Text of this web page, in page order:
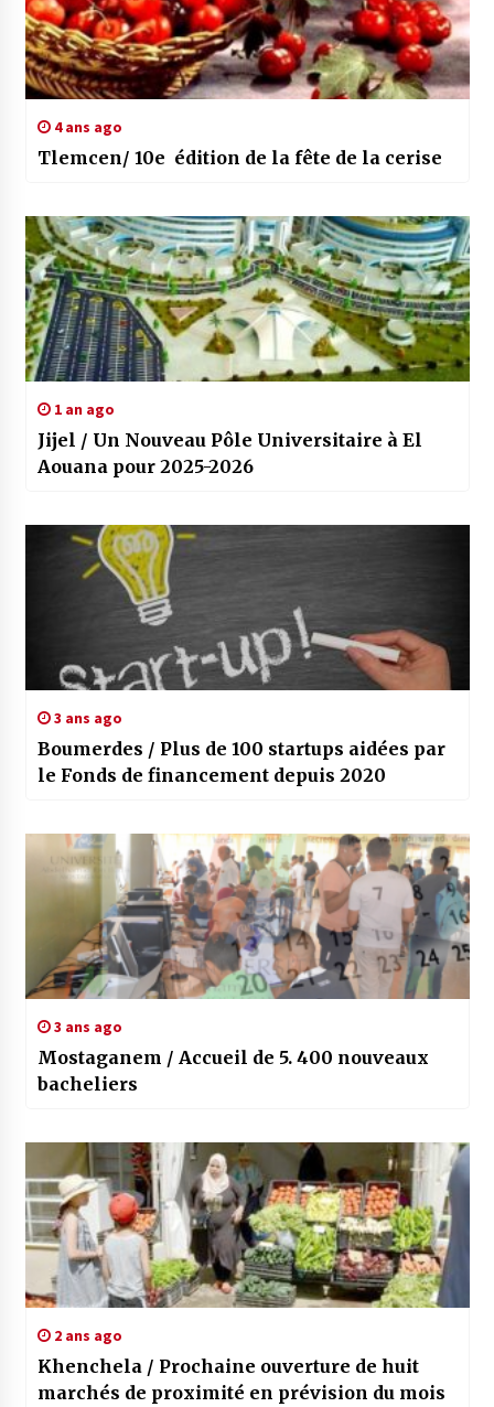
4 ans ago
Tlemcen/ 10e édition de la fête de la cerise
1 an ago
Jijel / Un Nouveau Pôle Universitaire à El
Aouana pour 2025-2026
3 ans ago
Boumerdes / Plus de 100 startups aidées par
le Fonds de financement depuis 2020
3 ans ago
Mostaganem / Accueil de 5. 400 nouveaux
bacheliers
2 ans ago
Khenchela / Prochaine ouverture de huit
marchés de proximité en prévision du mois